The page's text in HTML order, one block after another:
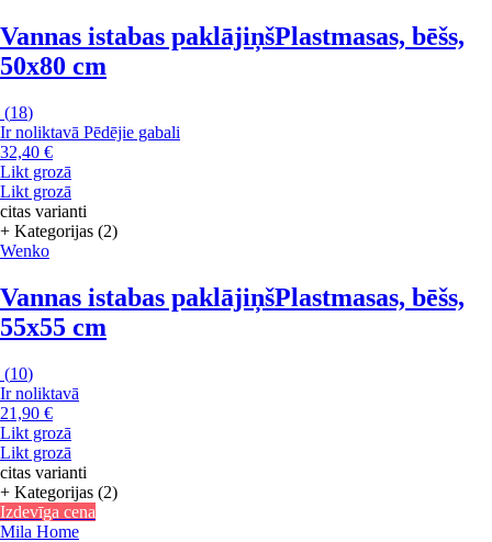
Vannas istabas paklājiņšPlastmasas, bēšs,
50x80 cm
(18)
Ir noliktavā Pēdējie gabali
32,40 €
Likt grozā
Likt grozā
citas varianti
+ Kategorijas (2)
Wenko
Vannas istabas paklājiņšPlastmasas, bēšs,
55x55 cm
(10)
Ir noliktavā
21,90 €
Likt grozā
Likt grozā
citas varianti
+ Kategorijas (2)
Izdevīga cena
Mila Home